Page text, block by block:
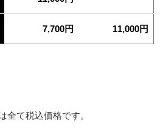
7,700円 11,000円
全て税込価格です。